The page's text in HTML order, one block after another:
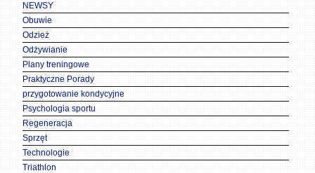
NEWSY
Obuwie
Odzież
Odżywianie
Plany treningowe
Praktyczne Porady
przygotowanie kondycyjne
Psychologia sportu
Regeneracja
Sprzęt
Technologie
Triathlon